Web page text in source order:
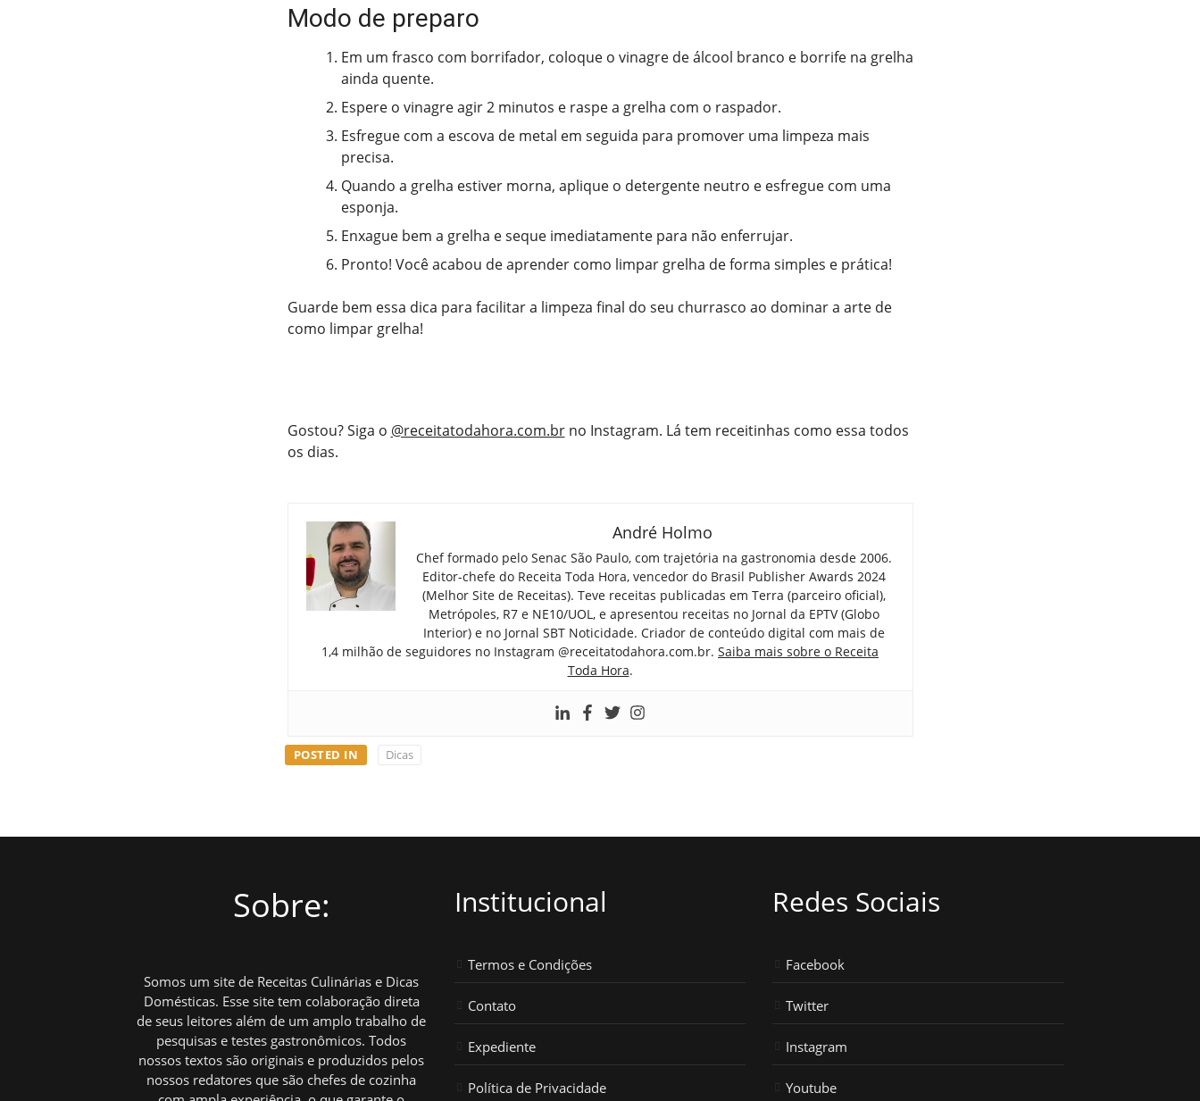
Modo de preparo
Em um frasco com borrifador, coloque o vinagre de álcool branco e borrife na grelha
ainda quente.
Espere o vinagre agir 2 minutos e raspe a grelha com o raspador.
Esfregue com a escova de metal em seguida para promover uma limpeza mais
precisa.
Quando a grelha estiver morna, aplique o detergente neutro e esfregue com uma
esponja.
Enxague bem a grelha e seque imediatamente para não enferrujar.
Pronto! Você acabou de aprender como limpar grelha de forma simples e prática!
Guarde bem essa dica para facilitar a limpeza final do seu churrasco ao dominar a arte de
como limpar grelha!
Gostou? Siga o @receitatodahora.com.brno Instagram. Lá tem receitinhas como essa todos
os dias.
André Holmo
Chef formado pelo Senac São Paulo, com trajetória na gastronomia desde 2006.
Editor-chefe do Receita Toda Hora, vencedor do Brasil Publisher Awards 2024
(Melhor Site de Receitas). Teve receitas publicadas em Terra (parceiro oficial),
Metrópoles, R7 e NE10/UOL, e apresentou receitas no Jornal da EPTV (Globo
Interior) e no Jornal SBT Noticidade. Criador de conteúdo digital com mais de
1,4 milhão de seguidores no Instagram @receitatodahora.com.br. Saiba mais sobre o Receita
Toda Hora.
POSTED IN Dicas
Sobre:
Somos um site de Receitas Culinárias e Dicas
Domésticas. Esse site tem colaboração direta
de seus leitores além de um amplo trabalho de
pesquisas e testes gastronômicos. Todos
nossos textos são originais e produzidos pelos
nossos redatores que são chefes de cozinha
Institucional
Termos e Condições
Contato
Expediente
Política de Privacidade
Redes Sociais
Facebook
Twitter
Instagram
Youtube